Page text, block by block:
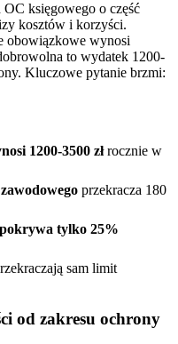
księgowego o część
kosztów i korzyści.
obowiązkowe wynosi
to wydatek 1200-
Kluczowe pytanie brzmi:
1200-3500 złrocznie w
przekracza 180
tylko 25%
sam limit
od zakresu ochrony